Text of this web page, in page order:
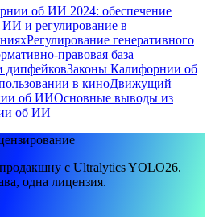
об ИИ 2024: обеспечение
и регулирование в
Регулирование генеративного
правовая база
дипфейковЗаконы Калифорнии об
в киноДвижущий
об ИИОсновные выводы из
об ИИ
с Ultralytics YOLO26.
одна лицензия.